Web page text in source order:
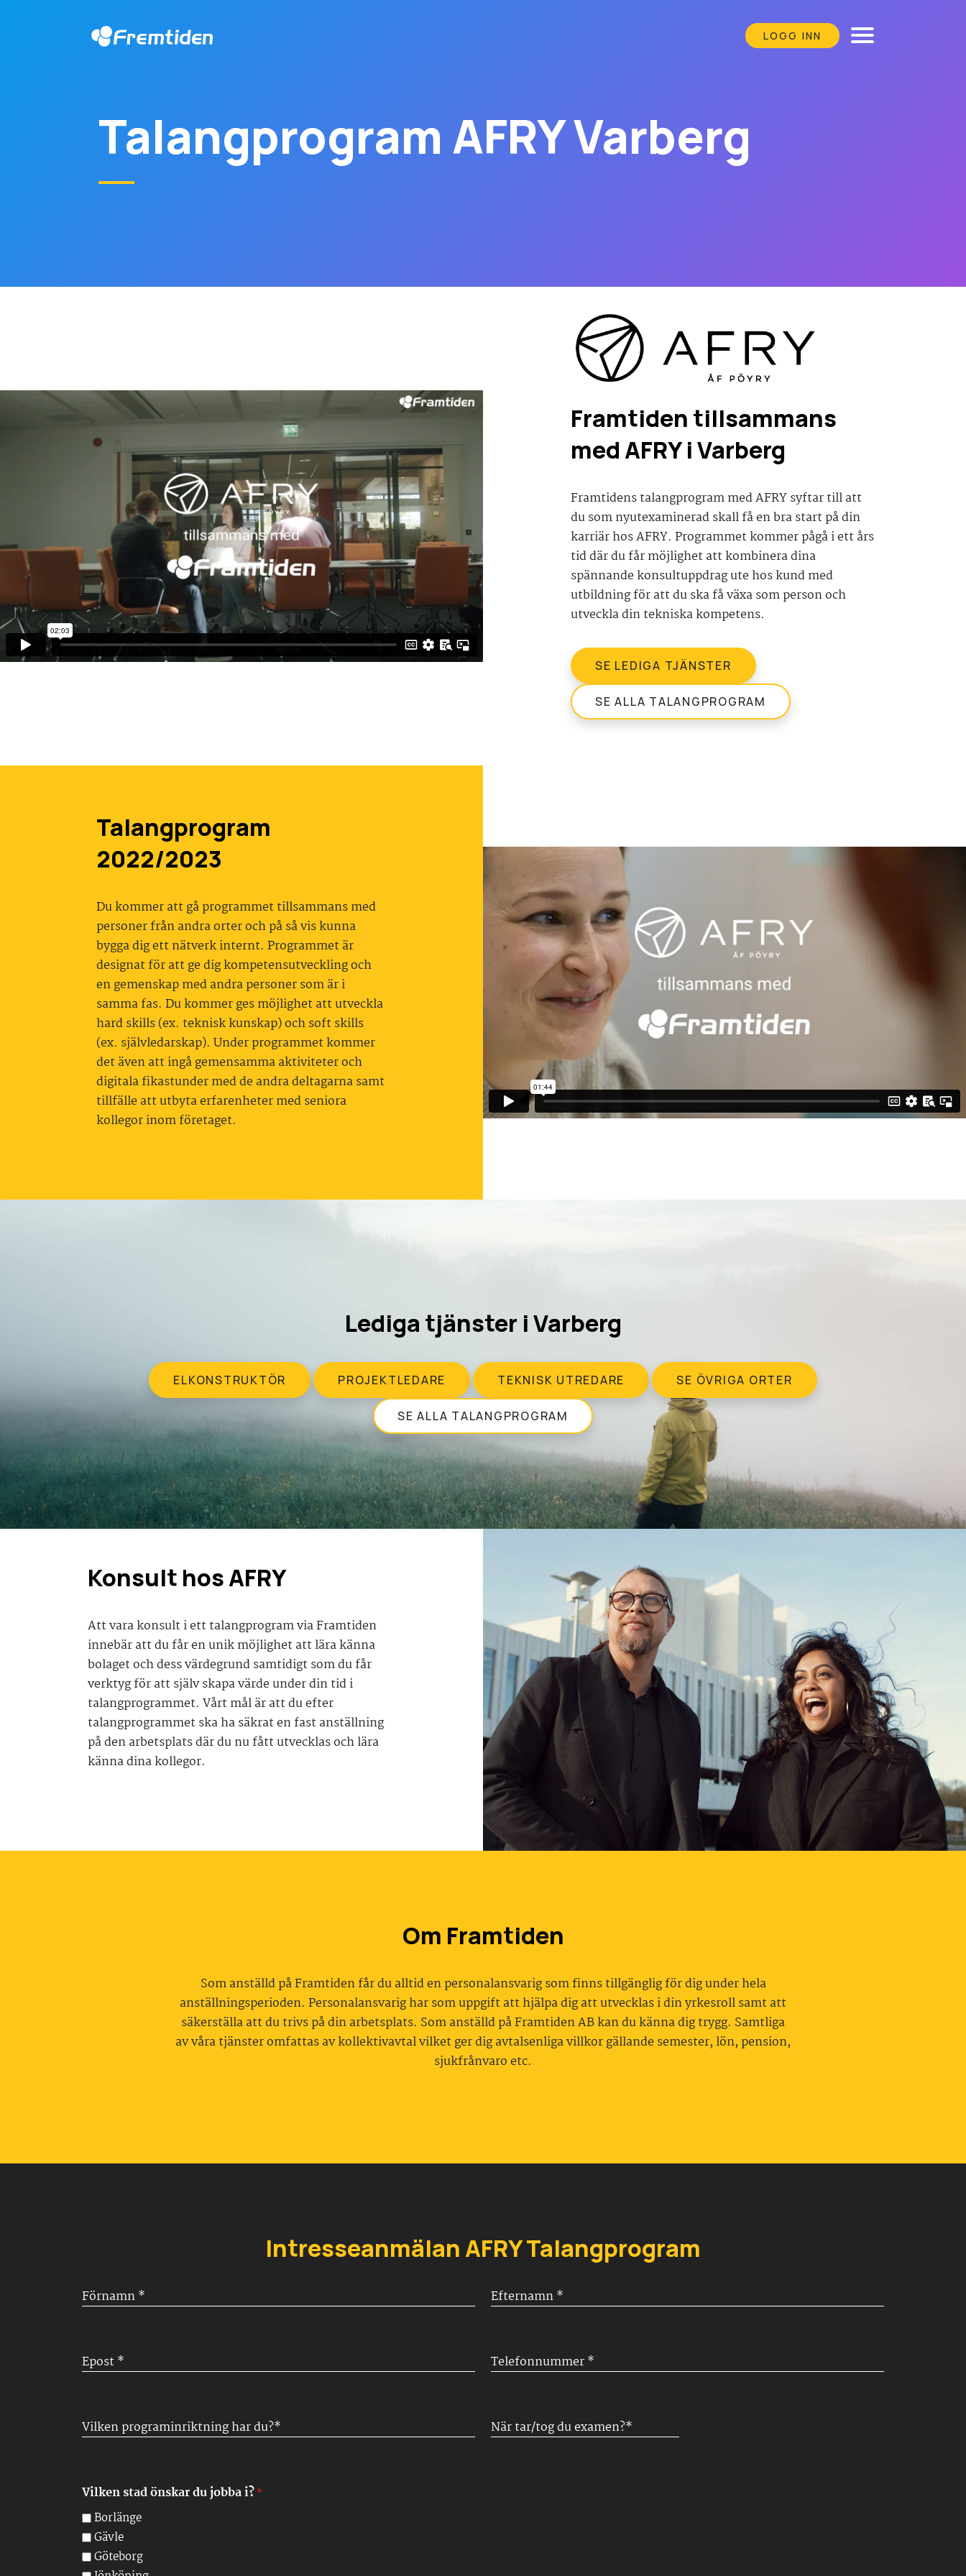
LOGG INN
Talangprogram AFRY Varberg
Framtiden tillsammans
med AFRY i Varberg
Framtidens talangprogram med AFRY syftar till att
du som nyutexaminerad skall få en bra start på din
karriär hos AFRY. Programmet kommer pågå i ett års
tid där du får möjlighet att kombinera dina
spännande konsultuppdrag ute hos kund med
utbildning för att du ska få växa som person och
utveckla din tekniska kompetens.
SE LEDIGA TJÄNSTER
SE ALLA TALANGPROGRAM
Talangprogram
2022/2023
Du kommer att gå programmet tillsammans med
personer från andra orter och på så vis kunna
bygga dig ett nätverk internt. Programmet är
designat för att ge dig kompetensutveckling och
en gemenskap med andra personer som är i
samma fas. Du kommer ges möjlighet att utveckla
hard skills (ex. teknisk kunskap) och soft skills
(ex. självledarskap). Under programmet kommer
det även att ingå gemensamma aktiviteter och
digitala fikastunder med de andra deltagarna samt
tillfälle att utbyta erfarenheter med seniora
kollegor inom företaget.
Lediga tjänster i Varberg
ELKONSTRUKTÖR PROJEKTLEDARE TEKNISK UTREDARE SE ÖVRIGA ORTER
SE ALLA TALANGPROGRAM
Konsult hos AFRY
Att vara konsult i ett talangprogram via Framtiden
innebär att du får en unik möjlighet att lära känna
bolaget och dess värdegrund samtidigt som du får
verktyg för att själv skapa värde under din tid i
talangprogrammet. Vårt mål är att du efter
talangprogrammet ska ha säkrat en fast anställning
på den arbetsplats där du nu fått utvecklas och lära
känna dina kollegor.
Om Framtiden
Som anställd på Framtiden får du alltid en personalansvarig som finns tillgänglig för dig under hela
anställningsperioden. Personalansvarig har som uppgift att hjälpa dig att utvecklas i din yrkesroll samt att
säkerställa att du trivs på din arbetsplats. Som anställd på Framtiden AB kan du känna dig trygg. Samtliga
av våra tjänster omfattas av kollektivavtal vilket ger dig avtalsenliga villkor gällande semester, lön, pension,
sjukfrånvaro etc.
Intresseanmälan AFRY Talangprogram
Förnamn Efternamn
Epost Telefonnummer
Vilken
du?
När
Vilken stad önskar du jobba i?*
Borlänge
Gävle
Göteborg